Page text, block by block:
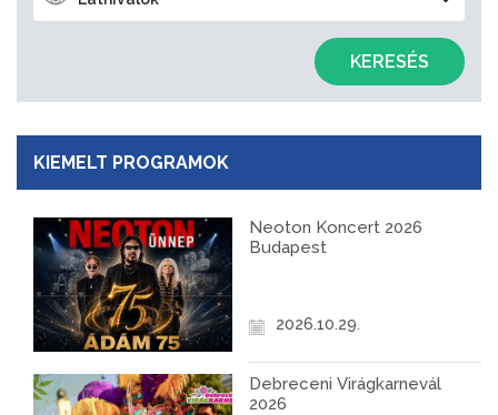
KERESÉS
KIEMELT PROGRAMOK
Neoton Koncert 2026
Budapest
2026.10.29.
Debreceni Virágkarnevál
2026